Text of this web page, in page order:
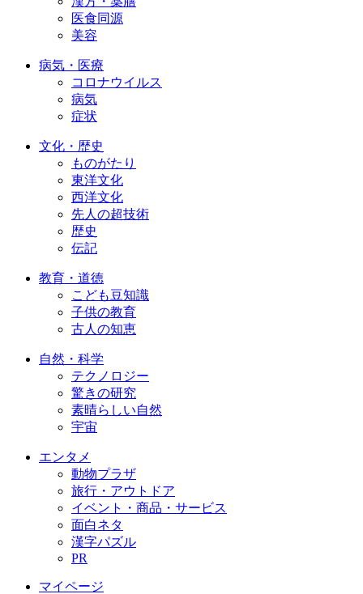
医食同源
美容
病気・医療
コロナウイルス
病気
症状
文化・歴史
ものがたり
東洋文化
西洋文化
先人の超技術
歴史
伝記
教育・道徳
こども豆知識
子供の教育
古人の知恵
自然・科学
テクノロジー
驚きの研究
素晴らしい自然
宇宙
エンタメ
動物プラザ
旅行・アウトドア
イベント・商品・サービス
面白ネタ
漢字パズル
PR
マイページ